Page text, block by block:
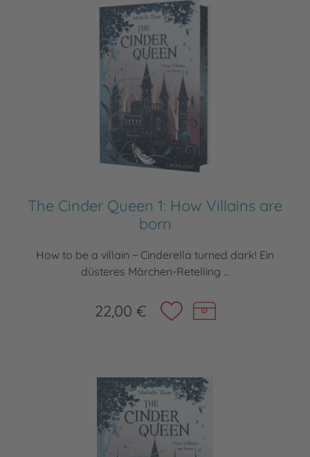
The Cinder Queen 1: How Villains are
born
How to be a villain − Cinderella turned dark! Ein
düsteres Märchen-Retelling ...
22,00 €